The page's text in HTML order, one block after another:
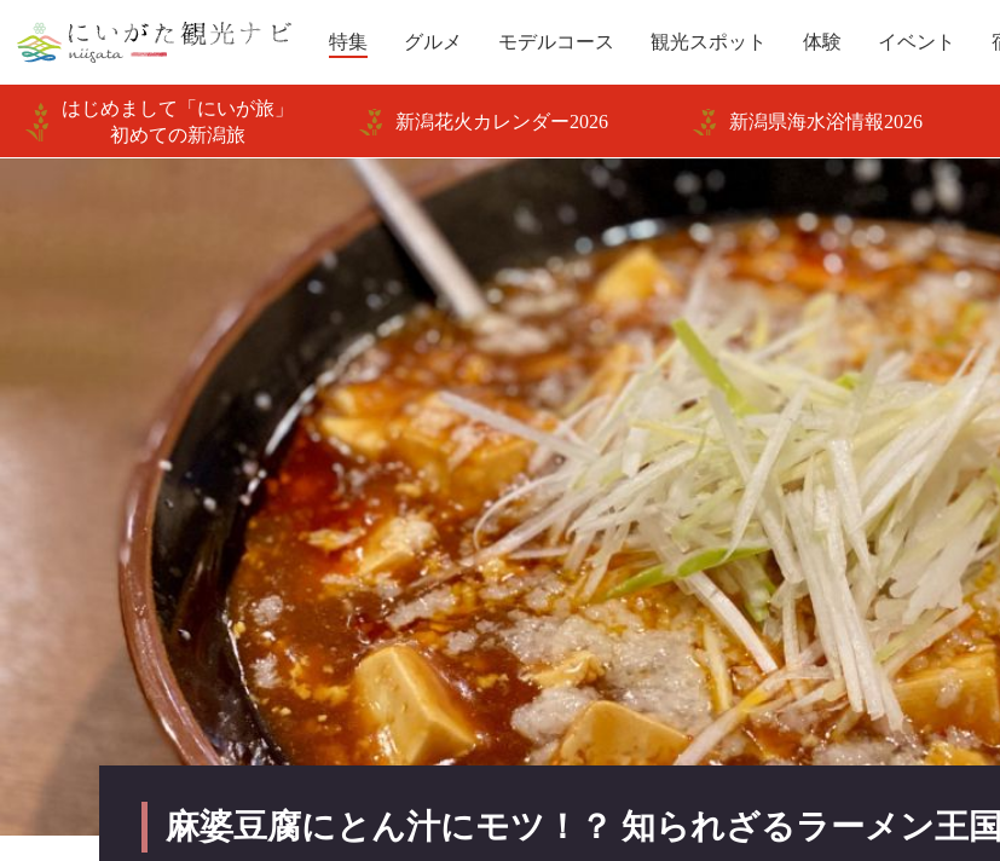
特集 グルメ モデルコース 観光スポット 体験 イベント
はじめまして「にいが旅」
初めての新潟旅
新潟花火カレンダー2026 新潟県海水浴情報2026
麻婆豆腐にとん汁にモツ！？ 知られざるラーメン王